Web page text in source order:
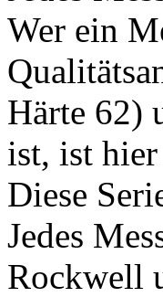
Wer ein
Härte 62)
ist, ist
Diese
Jedes
Rockwell